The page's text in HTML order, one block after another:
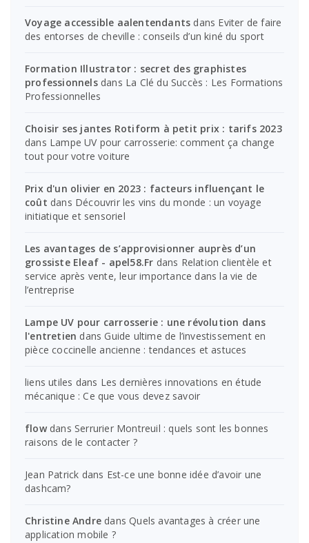
Voyage accessible aalentendants dans Eviter de faire
des entorses de cheville : conseils d’un kiné du sport
Formation Illustrator : secret des graphistes
professionnelsdans La Clé du Succès : Les Formations
Professionnelles
Choisir ses jantes Rotiform à petit prix : tarifs 2023
dans Lampe UV pour carrosserie: comment ça change
tout pour votre voiture
Prix d'un olivier en 2023 : facteurs influençant le
coût dans Découvrir les vins du monde : un voyage
initiatique et sensoriel
Les avantages de s’approvisionner auprès d’un
grossiste Eleaf - apel58.Fr dans Relation clientèle et
service après vente, leur importance dans la vie de
l’entreprise
Lampe UV pour carrosserie : une révolution dans
l'entretien dans Guide ultime de l’investissement en
pièce coccinelle ancienne : tendances et astuces
liens utiles dans Les dernières innovations en étude
mécanique : Ce que vous devez savoir
flowdans Serrurier Montreuil : quels sont les bonnes
raisons de le contacter ?
Jean Patrick dans Est-ce une bonne idée d’avoir une
dashcam?
Christine Andre dansQuels avantages à créer une
application mobile ?